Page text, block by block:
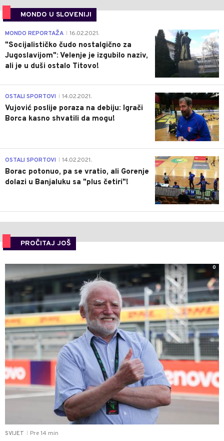
MONDO U SLOVENIJI
4
MONDO REPORTAŽA 16.02.2021.
"Socijalističko čudo nostalgično za
Jugoslavijom": Velenje je izgubilo naziv,
ali je u duši ostalo Titovo!
1
OSTALI SPORTOVI 14.02.2021.
Vujović poslije poraza na debiju: Igrači
Borca kasno shvatili da mogu!
3
OSTALI SPORTOVI 14.02.2021.
Borac potonuo, pa se vratio, ali Gorenje
dolazi u Banjaluku sa "plus četiri"!
PROČITAJ JOŠ
SVIJET Pre 14 min
0